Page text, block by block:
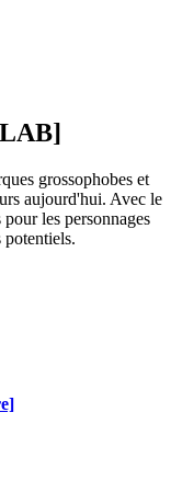
grossophobes et
aujourd'hui. Avec le
les personnages
potentiels.